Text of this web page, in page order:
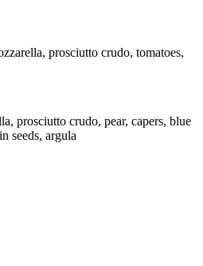
prosciutto crudo, tomatoes,
prosciutto crudo, pear, capers, blue
seeds, argula